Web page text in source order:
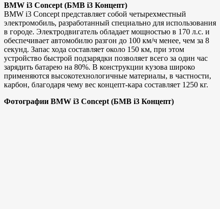
BMW i3 Concept (БМВ i3 Концепт)
BMW i3 Concept представляет собой четырехместный
электромобиль, разработанный специально для использования
в городе. Электродвигатель обладает мощностью в 170 л.с. и
обеспечивает автомобилю разгон до 100 км/ч менее, чем за 8
секунд. Запас хода составляет около 150 км, при этом
устройство быстрой подзарядки позволяет всего за один час
зарядить батарею на 80%. В конструкции кузова широко
применяются высокотехнологичные материалы, в частности,
карбон, благодаря чему вес концепт-кара составляет 1250 кг.
Фотографии BMW i3 Concept (БМВ i3 Концепт)